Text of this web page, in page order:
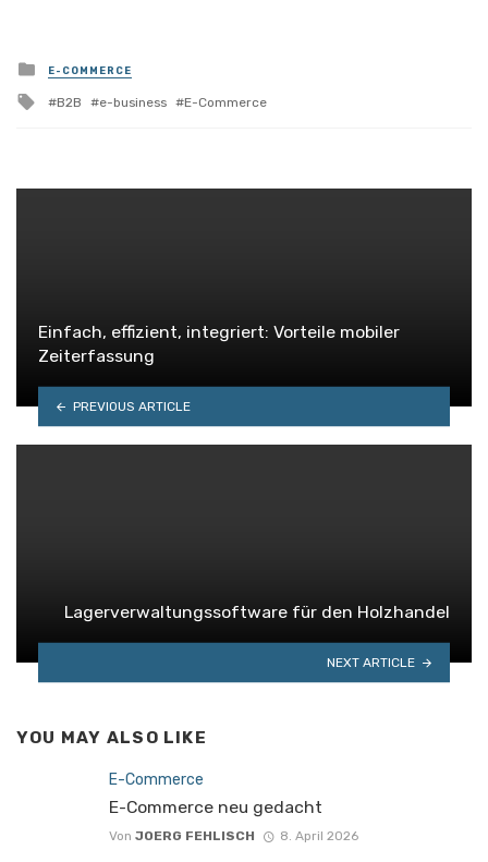
Posted
in
E-COMMERCE
Tagged
B2B e-business E-Commerce
Einfach, effizient, integriert: Vorteile mobiler
Zeiterfassung
PREVIOUS ARTICLE
Lagerverwaltungssoftware für den Holzhandel
NEXT ARTICLE
YOU MAY ALSO LIKE
E-Commerce
E-Commerce neu gedacht
Von JOERG FEHLISCH 8. April 2026